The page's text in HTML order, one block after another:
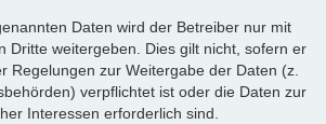
Daten wird der Betreiber nur mit
Dritte weitergeben. Dies gilt nicht, sofern er
Regelungen zur Weitergabe der Daten (z.
verpflichtet ist oder die Daten zur
Interessen erforderlich sind.